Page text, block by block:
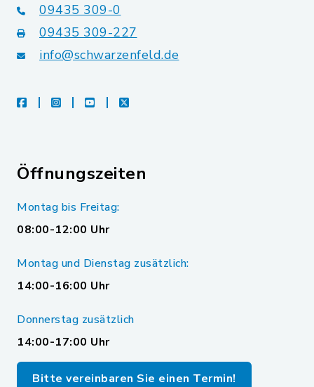
09435 309-0
09435 309-227
info@schwarzenfeld.de
facebookinstagramyoutubeX
Öffnungszeiten
Montag bis Freitag:
08:00-12:00 Uhr
Montag und Dienstag zusätzlich:
14:00-16:00 Uhr
Donnerstag zusätzlich
14:00-17:00 Uhr
Bitte vereinbaren Sie einen Termin!